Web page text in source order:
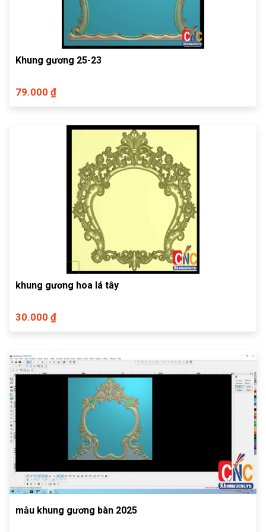
Khung gương 25-23
79.000 ₫
khung gương hoa lá tây
30.000 ₫
mẫu khung gương bàn 2025